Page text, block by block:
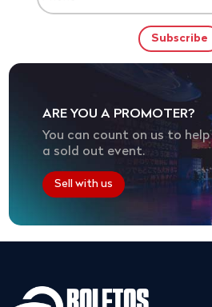
ARE YOU A PROMOTER?
You can count on us to
a sold out event.
Sell with us